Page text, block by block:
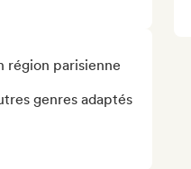
région parisienne
genres adaptés